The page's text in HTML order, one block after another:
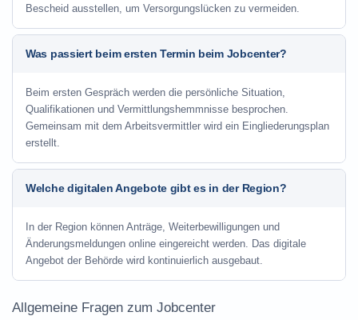
Bescheid ausstellen, um Versorgungslücken zu vermeiden.
Was passiert beim ersten Termin beim Jobcenter?
Beim ersten Gespräch werden die persönliche Situation,
Qualifikationen und Vermittlungshemmnisse besprochen.
Gemeinsam mit dem Arbeitsvermittler wird ein Eingliederungsplan
erstellt.
Welche digitalen Angebote gibt es in der Region?
In der Region können Anträge, Weiterbewilligungen und
Änderungsmeldungen online eingereicht werden. Das digitale
Angebot der Behörde wird kontinuierlich ausgebaut.
Allgemeine Fragen zum Jobcenter